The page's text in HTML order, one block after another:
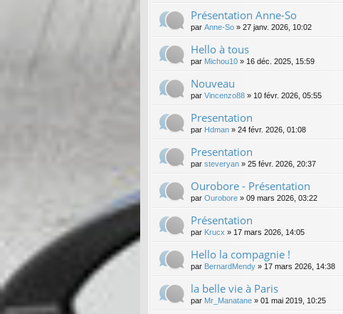
Présentation Anne-So
par Anne-So » 27 janv. 2026, 10:02
Hello à tous
par Michou10 » 16 déc. 2025, 15:59
Nouveau
par Vincenzo88 » 10 févr. 2026, 05:55
Presentation
par Hdman » 24 févr. 2026, 01:08
Presentation
par steveryan » 25 févr. 2026, 20:37
Ourobore - Présentation
par Ourobore » 09 mars 2026, 03:22
Présentation
par Krucx » 17 mars 2026, 14:05
Hello la compagnie !
par BernardMendy » 17 mars 2026, 14:38
la belle vie à Paris
par Mr_Manatane » 01 mai 2019, 10:25